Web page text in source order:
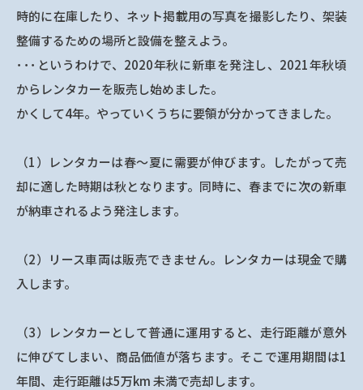
時的に在庫したり、ネット掲載用の写真を撮影したり、架装
整備するための場所と設備を整えよう。
･･･というわけで、2020年秋に新車を発注し、2021年秋頃
からレンタカーを販売し始めました。
かくして4年。やっていくうちに要領が分かってきました。
（1）レンタカーは春～夏に需要が伸びます。したがって売
却に適した時期は秋となります。同時に、春までに次の新車
が納車されるよう発注します。
（2）リース車両は販売できません。レンタカーは現金で購
入します。
（3）レンタカーとして普通に運用すると、走行距離が意外
に伸びてしまい、商品価値が落ちます。そこで運用期間は1
年間、走行距離は5万km 未満で売却します。